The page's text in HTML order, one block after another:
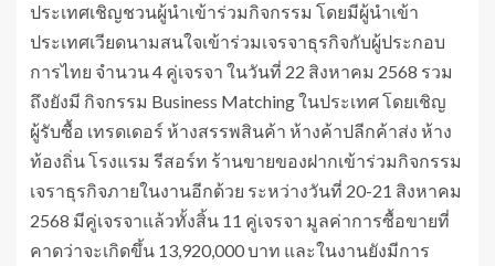
ประเทศเชิญชวนผู้นำเข้าร่วมกิจกรรม โดยมีผู้นำเข้า
ประเทศเวียดนามสนใจเข้าร่วมเจรจาธุรกิจกับผู้ประกอบ
การไทย จำนวน 4 คู่เจรจา ในวันที่ 22 สิงหาคม 2568 รวม
ถึงยังมี กิจกรรม Business Matching ในประเทศ โดยเชิญ
ผู้รับซื้อ เทรดเดอร์ ห้างสรรพสินค้า ห้างค้าปลีกค้าส่ง ห้าง
ท้องถิ่น โรงแรม รีสอร์ท ร้านขายของฝากเข้าร่วมกิจกรรม
เจราธุรกิจภายในงานอีกด้วย ระหว่างวันที่ 20-21 สิงหาคม
2568 มีคู่เจรจาแล้วทั้งสิ้น 11 คู่เจรจา มูลค่าการซื้อขายที่
คาดว่าจะเกิดขึ้น 13,920,000 บาท และในงานยังมีการ